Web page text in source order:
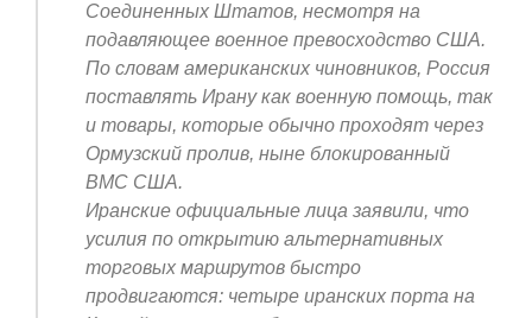
Соединенных Штатов, несмотря на
подавляющее военное превосходство США.
По словам американских чиновников, Россия
поставлять Ирану как военную помощь, так
и товары, которые обычно проходят через
Ормузский пролив, ныне блокированный
ВМС США.
Иранские официальные лица заявили, что
усилия по открытию альтернативных
торговых маршрутов быстро
продвигаются: четыре иранских порта на